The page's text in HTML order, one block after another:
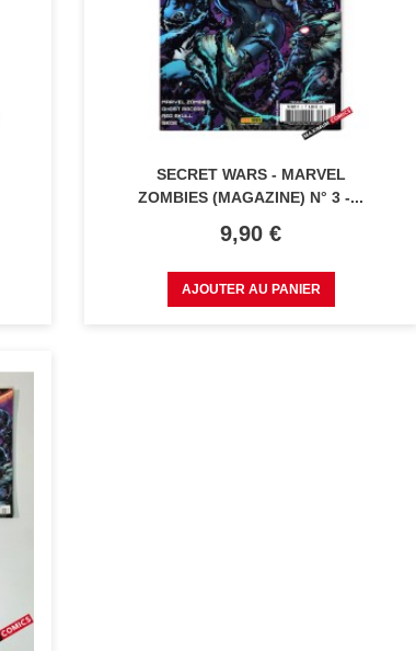
SECRET WARS - MARVEL
ZOMBIES (MAGAZINE) N° 3 -...
Prix
9,90 €
AJOUTER AU PANIER